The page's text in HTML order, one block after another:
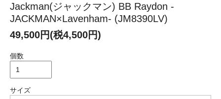
Jackman(ジャックマン) BB Raydon -
JACKMAN×Lavenham- (JM8390LV)
49,500円(税4,500円)
個数
サイズ